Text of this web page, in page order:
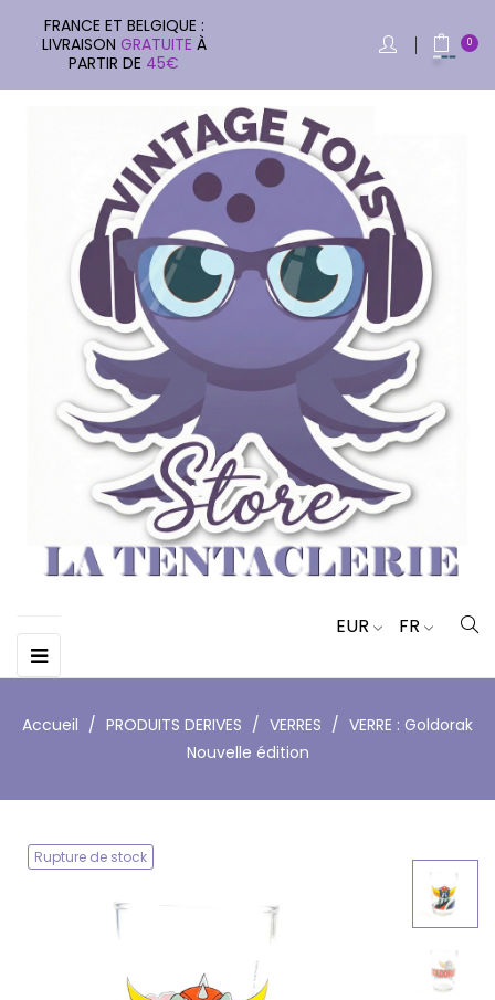
FRANCE ET BELGIQUE :
LIVRAISON GRATUITE À
PARTIR DE 45€
0
Basculer
la
☰
FR
EUR
Accueil PRODUITS DERIVES VERRES
VERRE : Goldorak
Nouvelle édition
Rupture de stock